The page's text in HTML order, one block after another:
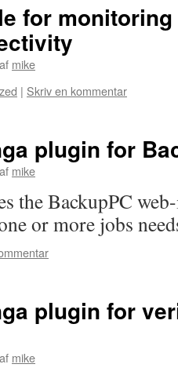
for
af mike
| Skriv en kommentar
plugin for
af mike
the BackupPC
or more jobs
plugin for
af mike